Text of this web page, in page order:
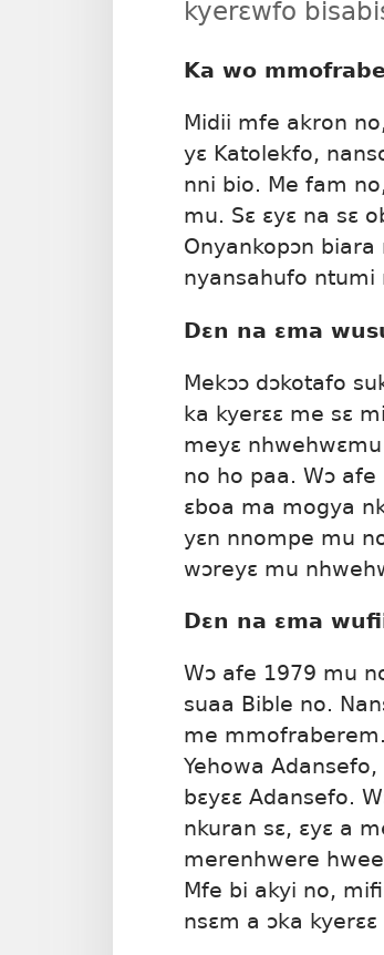
kyerɛwfo
Ka wo
Midii mfe akron
yɛ Katolekfo,
nni bio. Me fam
mu. Sɛ ɛyɛ na sɛ
Onyankopɔn
nyansahufo ntumi
Dɛn na ɛma
Mekɔɔ dɔkotafo
ka kyerɛɛ me sɛ
meyɛ
no ho paa. Wɔ
ɛboa ma mogya
yɛn nnompe mu
wɔreyɛ mu
Dɛn na ɛma
Wɔ afe 1979 mu
suaa Bible no.
me
Yehowa
bɛyɛɛ Adansefo.
nkuran sɛ, ɛyɛ a
merenhwere
Mfe bi akyi no,
nsɛm a ɔka